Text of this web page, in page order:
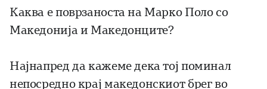
Каква е поврзаноста на Марко Поло со
Македонија и Маке­донците?
Најнапред да кажеме дека тој поминал
непосредно крај македонскиот брег во